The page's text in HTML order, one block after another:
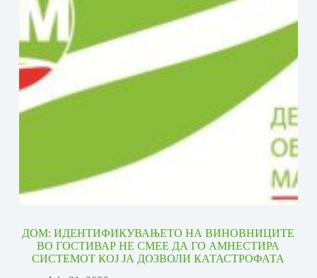
ДОМ: ИДЕНТИФИКУВАЊЕТО НА ВИНОВНИЦИТЕ
ВО ГОСТИВАР НЕ СМЕЕ ДА ГО АМНЕСТИРА
СИСТЕМОТ КОЈ ЈА ДОЗВОЛИ КАТАСТРОФАТА